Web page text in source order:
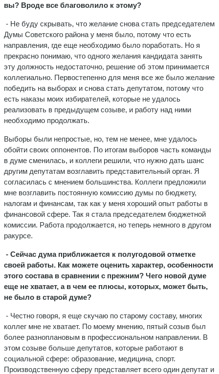
вы? Вроде все благоволило к этому?
- Не буду скрывать, что желание снова стать председателем
Думы Советского района у меня было, потому что есть
направления, где еще необходимо было поработать. Но я
прекрасно понимаю, что одного желания кандидата занять
эту должность недостаточно, решение об этом принимается
коллегиально. Первостепенно для меня все же было желание
победить на выборах и снова стать депутатом, потому что
есть наказы моих избирателей, которые не удалось
реализовать в предыдущем созыве, и работу над ними
необходимо продолжать.
Выборы были непростые, но, тем не менее, мне удалось
обойти своих оппонентов. По итогам выборов часть команды
в думе сменилась, и коллеги решили, что нужно дать шанс
другим депутатам возглавить представительный орган. Я
согласилась с мнением большинства. Коллеги предложили
мне возглавить постоянную комиссию думы по бюджету,
налогам и финансам, так как у меня хороший опыт работы в
финансовой сфере. Так я стала председателем бюджетной
комиссии. Работа продолжается, но теперь немного в другом
ракурсе.
- Сейчас дума приближается к полугодовой отметке
своей работы. Как можете оценить характер, особенности
этого состава в сравнении с прежним? Чего новой думе
еще не хватает, а в чем ее плюсы, которых, может быть,
не было в старой думе?
- Честно говоря, я еще скучаю по старому составу, многих
коллег мне не хватает. По моему мнению, пятый созыв был
более разноплановым в профессиональном направлении. В
этом созыве больше депутатов, которые работают в
социальной сфере: образование, медицина, спорт.
Производственную сферу представляет всего один депутат и